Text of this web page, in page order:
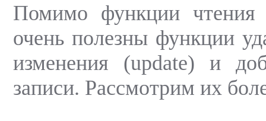
Помимо функции
очень полезны функции
изменения (update) и
записи. Рассмотрим их